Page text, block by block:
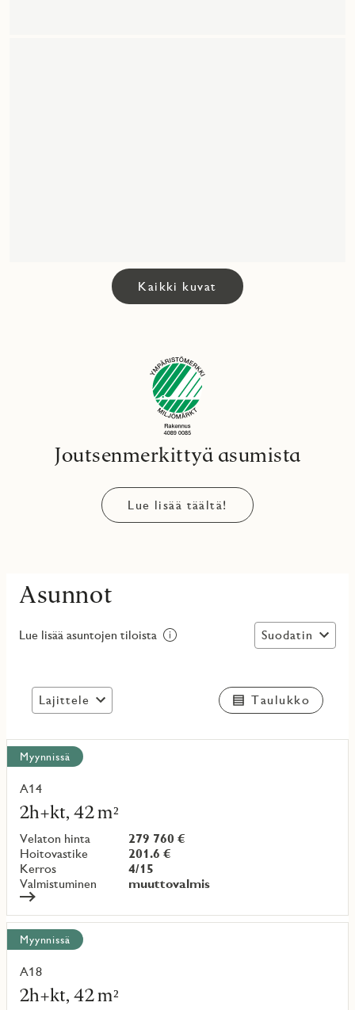
Kaikki kuvat
Joutsenmerkittyä asumista
Lue lisää täältä!
Asunnot
Lue lisää asuntojen tiloista Suodatin
Lajittele Taulukko
Näytä
kaikki
kohteet
Myynnissä
A14
2h+kt, 42 m²
Velaton hinta
279 760 €
Hoitovastike
201.6 €
Kerros
4/15
Valmistuminen
muuttovalmis
Lue
lisää
kohteesta
Myynnissä
A18
2h+kt, 42 m²
Lue
lisää
kohteesta